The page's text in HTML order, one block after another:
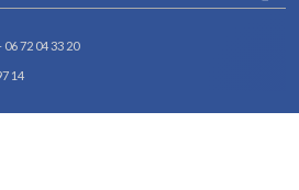
06 72 04 33 20
14